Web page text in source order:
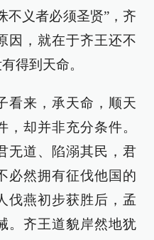
不义者必须圣贤”，齐
因，就在于齐王还不
得到天命。
看来，承天命，顺天
却并非充分条件。
无道、陷溺其民，君
必然拥有征伐他国的
伐燕初步获胜后，孟
。齐王道貌岸然地犹